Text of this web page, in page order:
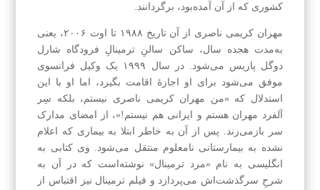
کشوری که از آن آمده‌بود، برگردانند.
مهران کریمی ناصری از آن تاریخ ۱۹۸۸ تا اوت ۲۰۰۶، یعنی
به‌مدت هجده سال، ساکن سالنِ ترمینالِ فرودگاه شارل
دوگل پاریس می‌شود. در سال ۱۹۹۹ یک وکیل فرانسوی
موفق می‌شود برای او اجازهٔ اقامت بگیرد، اما او با این
استدلال که «من مهران کریمی ناصری نیستم، بلکه سِر
آلفرد مهران هستم و ایرانی هم نیستم!»، از امضای مدارک
سر بازمی‌زند. پس از آن به خاطر ابتلا به بیماری که اعلام
نشده به بیمارستانی نامعلوم منتقل می‌شود. وی کتابی به
انگلیسی به نام «مرد ترمینال» نوشته‌است که در آن به
شرحِ سرگذشت‌اش می‌پردازد و فیلم ترمینال نیز اقتباس از